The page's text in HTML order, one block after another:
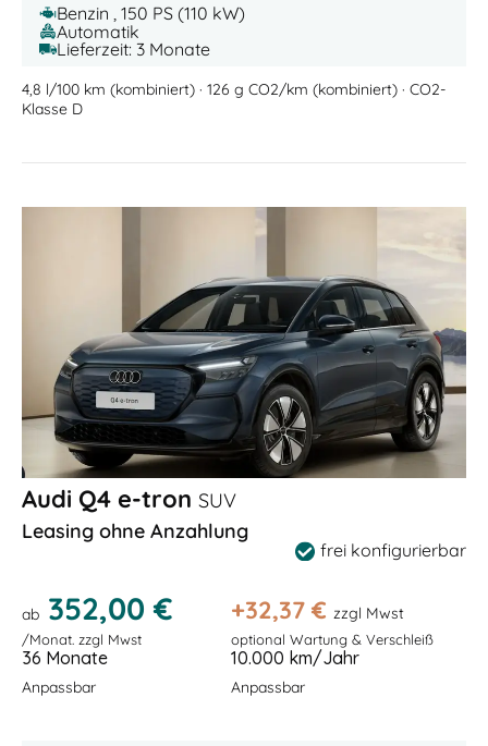
Benzin , 150 PS (110 kW)
Automatik
Lieferzeit: 3 Monate
4,8 l/100 km (kombiniert) · 126 g CO2/km (kombiniert) · CO2-
Klasse D
Audi Q4 e-tron SUV
Leasing ohne Anzahlung
frei konfigurierbar
ab 352,00 €
/Monat. zzgl Mwst
+32,37€ zzgl Mwst
optional Wartung & Verschleiß
36 Monate
Anpassbar
10.000 km/Jahr
Anpassbar